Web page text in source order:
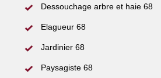
Dessouchage arbre et haie 68
Elagueur 68
Jardinier 68
Paysagiste 68